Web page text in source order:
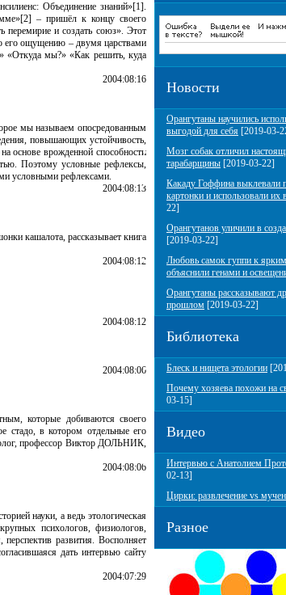
Новости
Орангутаны научились
выгодой для себя [2019-03-
Мозг собак отличил
тарабарщины [2019-03-22]
Какаду Гоффина выклевали
картонки и использовали их
22]
Орангутанов уличили в
[2019-03-22]
Любовь самок гуппи к
объяснили генами и
Орангутаны рассказывают
прошлом [2019-03-22]
Библиотека
Блеск и нищета этологии
Почему хозяева похожи на
03-15]
Видео
Интервью с Анатолием
02-13]
Цирки: развлечение vs
Разное
Объединение знаний»[1].
– пришёл к концу своего
перемирие и создать союз». Этот
его ощущению – двумя царствами
«Откуда мы?» «Как решить, куда
2004:08:16
мы называем опосредованным
повышающих устойчивость,
основе врожденной способности
Поэтому условные рефлексы,
условными рефлексами.
2004:08:13
кашалота, рассказывает книга
2004:08:12
2004:08:12
2004:08:06
которые добиваются своего
стадо, в котором отдельные его
профессор Виктор ДОЛЬНИК,
2004:08:06
науки, а ведь этологическая
психологов, физиологов,
развития. Восполняет
дать интервью сайту
2004:07:29